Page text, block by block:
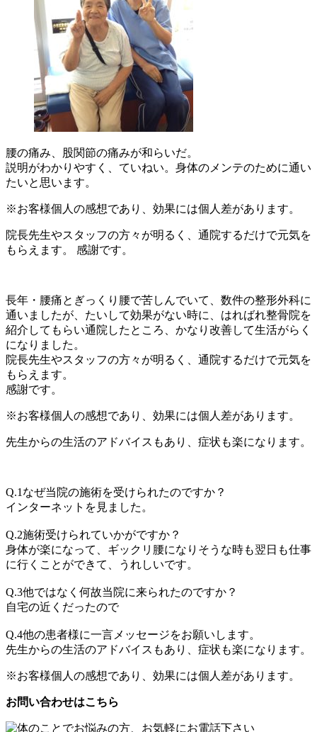
腰の痛み、股関節の痛みが和らいだ。
説明がわかりやすく、ていねい。身体のメンテのために通い
たいと思います。
※お客様個人の感想であり、効果には個人差があります。
院長先生やスタッフの方々が明るく、通院するだけで元気を
もらえます。 感謝です。
長年・腰痛とぎっくり腰で苦しんでいて、数件の整形外科に
通いましたが、たいして効果がない時に、はればれ整骨院を
紹介してもらい通院したところ、かなり改善して生活がらく
になりました。
院長先生やスタッフの方々が明るく、通院するだけで元気を
もらえます。
感謝です。
※お客様個人の感想であり、効果には個人差があります。
先生からの生活のアドバイスもあり、症状も楽になります。
Q.1なぜ当院の施術を受けられたのですか？
インターネットを見ました。
Q.2施術受けられていかがですか？
身体が楽になって、ギックリ腰になりそうな時も翌日も仕事
に行くことができて、うれしいです。
Q.3他ではなく何故当院に来られたのですか？
自宅の近くだったので
Q.4他の患者様に一言メッセージをお願いします。
先生からの生活のアドバイスもあり、症状も楽になります。
※お客様個人の感想であり、効果には個人差があります。
お問い合わせはこちら